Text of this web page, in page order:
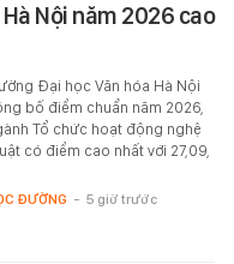
Nội năm 2026 cao
Đại học Văn hóa Hà Nội
bố điểm chuẩn năm 2026,
Tổ chức hoạt động nghệ
có điểm cao nhất với 27,09,
ĐƯỜNG - 5 giờ trước